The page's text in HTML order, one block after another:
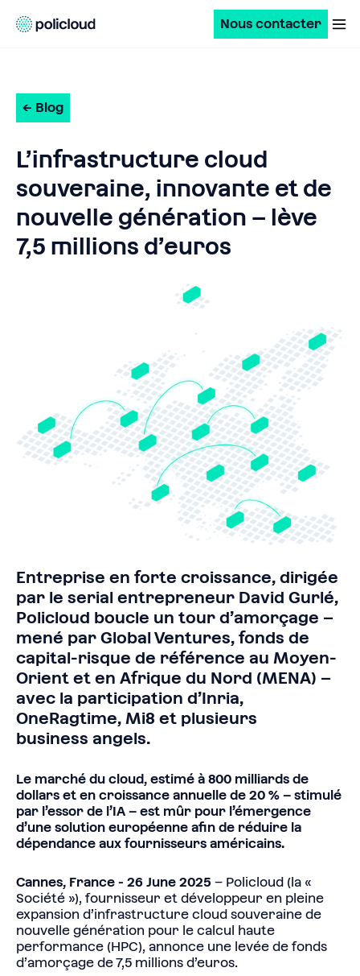
Nous contacter
← Blog
L’infrastructure cloud
souveraine, innovante et de
nouvelle génération – lève
7,5 millions d’euros
Entreprise en forte croissance, dirigée
par le serial entrepreneur David Gurlé,
Policloud boucle un tour d’amorçage –
mené par Global Ventures, fonds de
capital-risque de référence au Moyen-
Orient et en Afrique du Nord (MENA) –
avec la participation d’Inria,
OneRagtime, Mi8 et plusieurs
business angels.
Le marché du cloud, estimé à 800 milliards de
dollars et en croissance annuelle de 20 % – stimulé
par l’essor de l’IA – est mûr pour l’émergence
d’une solution européenne afin de réduire la
dépendance aux fournisseurs américains.
Cannes, France - 26 June 2025 – Policloud (la «
Société »), fournisseur et développeur en pleine
expansion d’infrastructure cloud souveraine de
nouvelle génération pour le calcul haute
performance (HPC), annonce une levée de fonds
d’amorçage de 7,5 millions d’euros.